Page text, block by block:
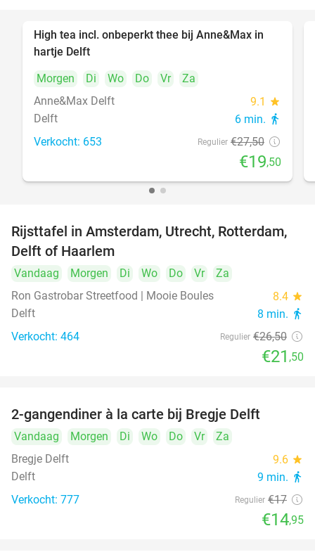
29%
High tea incl. onbeperkt thee bij Anne&Max in
hartje Delft
Morgen
Di Wo Do Vr
Za
Anne&Max Delft
9.1 star
Delft 6 min. directions_walk
Verkocht: 653 Regulier €27,50
€19,50
19%
Rijsttafel in Amsterdam, Utrecht, Rotterdam,
Delft of Haarlem
Vandaag Morgen Di Wo Do Vr
Za
Ron Gastrobar Streetfood | Mooie Boules
8.4 star
Delft 8 min. directions_walk
Verkocht: 464 Regulier €26,50
€21 ,50
2-gangendiner à la carte bij Bregje Delft
Vandaag Morgen Di Wo Do Vr
Za
Bregje Delft
9.6 star
Delft 9 min. directions_walk
Verkocht: 777 Regulier €17
€14,95